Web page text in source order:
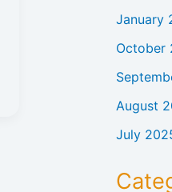
January
October
August
July